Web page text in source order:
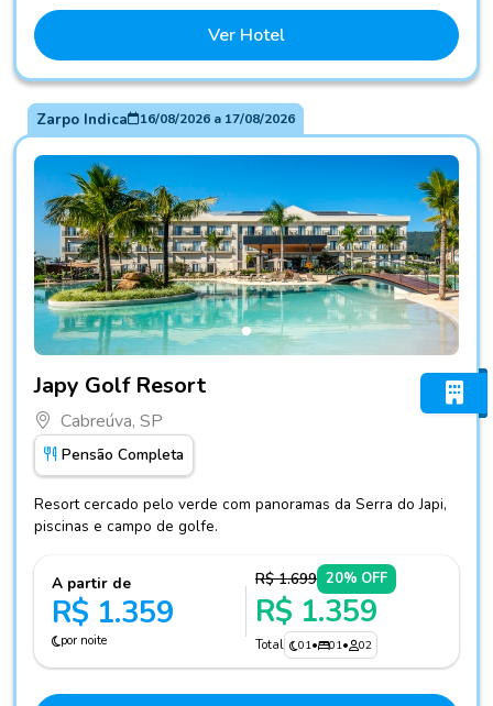
Ver Hotel
Zarpo Indica 16/08/2026a 17/08/2026
Japy Golf Resort
Cabreúva, SP
Pensão Completa
Resort cercado pelo verde com panoramas da Serra do Japi,
piscinas e campo de golfe.
A partir de
R$ 1.359
por noite
R$ 1.699 20% OFF
R$ 1.359
Total 01• 01• 02